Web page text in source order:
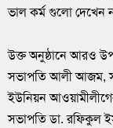
ভাল কর্ম গুলো দেখেন
উক্ত অনুষ্ঠানে আরও
সভাপতি আলী আজম,
ইউনিয়ন
সভাপতি ডা. রফিকুল